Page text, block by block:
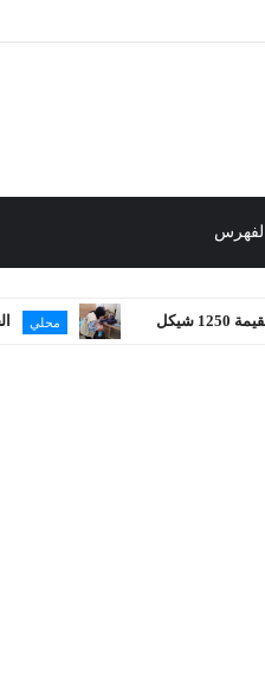
الفهرس
محلي الجمعية